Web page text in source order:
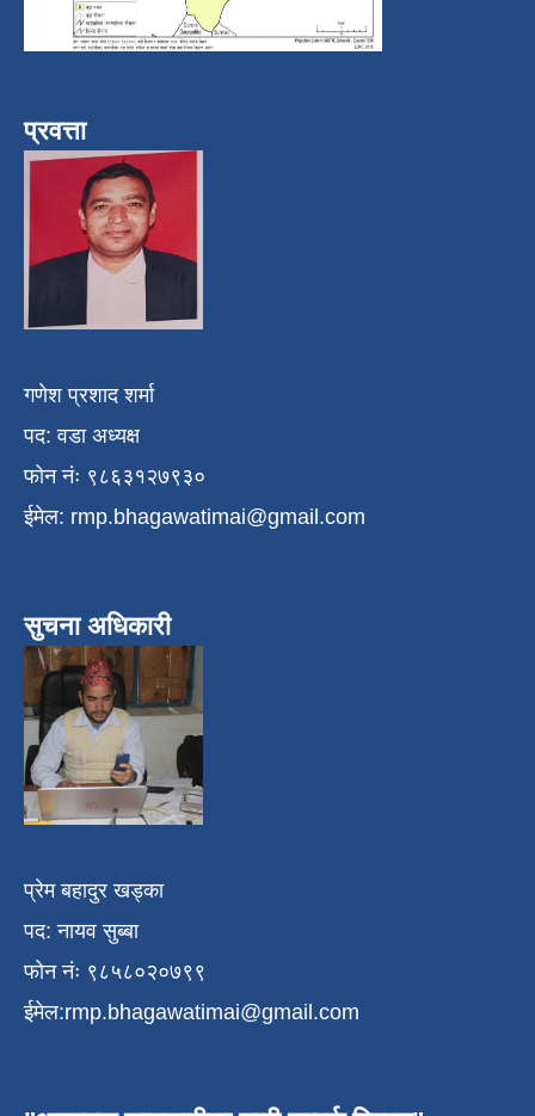
प्रवत्ता
गणेश प्रशाद शर्मा
पद: वडा अध्यक्ष
फोन नंः ९८६३१२७९३०
ईमेल: rmp.bhagawatimai@gmail.com
सुचना अधिकारी
प्रेम बहादुर खड्का
पद: नायव सुब्बा
फोन नंः ९८५८०२०७९९
ईमेल:rmp.bhagawatimai@gmail.com